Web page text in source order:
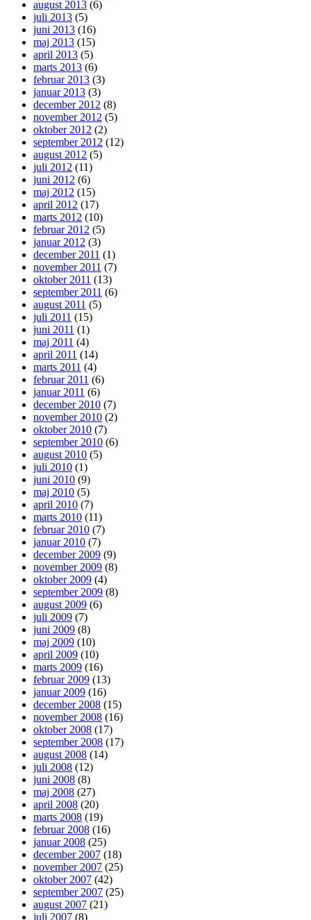
august 2013 (6)
juli 2013 (5)
juni 2013 (16)
maj 2013 (15)
april 2013 (5)
marts 2013 (6)
februar 2013 (3)
januar 2013 (3)
december 2012 (8)
november 2012 (5)
oktober 2012 (2)
september 2012 (12)
august 2012 (5)
juli 2012 (11)
juni 2012 (6)
maj 2012 (15)
april 2012 (17)
marts 2012 (10)
februar 2012 (5)
januar 2012 (3)
december 2011 (1)
november 2011 (7)
oktober 2011 (13)
september 2011 (6)
august 2011 (5)
juli 2011 (15)
juni 2011 (1)
maj 2011 (4)
april 2011 (14)
marts 2011 (4)
februar 2011 (6)
januar 2011 (6)
december 2010 (7)
november 2010 (2)
oktober 2010 (7)
september 2010 (6)
august 2010 (5)
juli 2010 (1)
juni 2010 (9)
maj 2010 (5)
april 2010 (7)
marts 2010 (11)
februar 2010 (7)
januar 2010 (7)
december 2009 (9)
november 2009 (8)
oktober 2009 (4)
september 2009 (8)
august 2009 (6)
juli 2009 (7)
juni 2009 (8)
maj 2009 (10)
april 2009 (10)
marts 2009 (16)
februar 2009 (13)
januar 2009 (16)
december 2008 (15)
november 2008 (16)
oktober 2008 (17)
september 2008 (17)
august 2008 (14)
juli 2008 (12)
juni 2008 (8)
maj 2008 (27)
april 2008 (20)
marts 2008 (19)
februar 2008 (16)
januar 2008 (25)
december 2007 (18)
november 2007 (25)
oktober 2007 (42)
september 2007 (25)
august 2007 (21)
juli 2007 (8)